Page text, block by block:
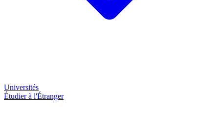
Universités
Étudier à l'Étranger